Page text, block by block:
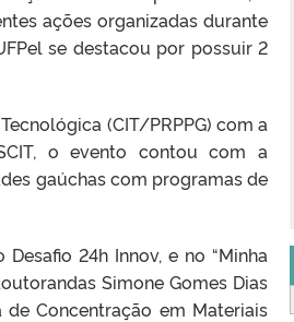
ações organizadas durante
se destacou por possuir 2
(CIT/PRPPG) com a
o evento contou com a
gaúchas com programas de
24h Innov, e no “Minha
Simone Gomes Dias
Concentração em Materiais